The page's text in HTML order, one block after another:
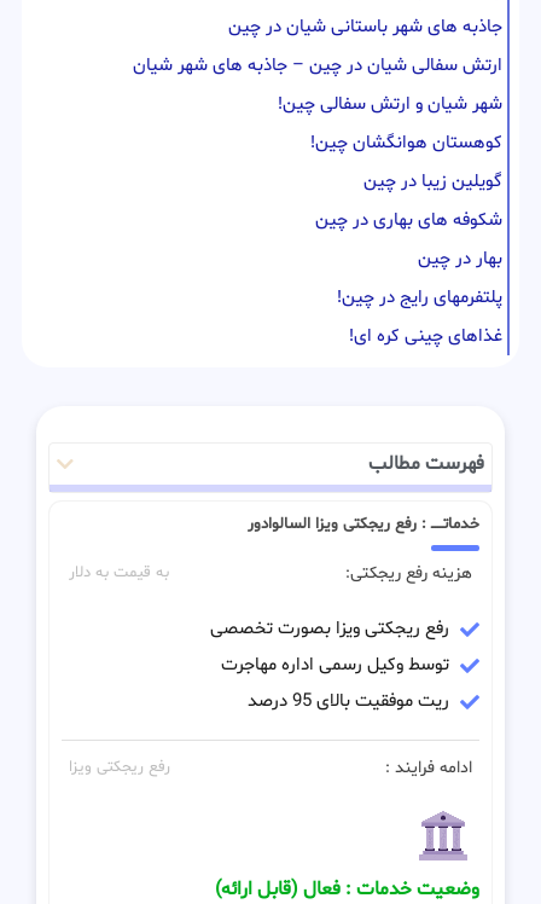
جاذبه های شهر باستانی شیان در چین
ارتش سفالی شیان در چین – جاذبه های شهر شیان
شهر شیان و ارتش سفالی چین!
کوهستان هوانگشان چین!
گویلین زیبا در چین
شکوفه های بهاری در چین
بهار در چین
پلتفرمهای رایج در چین!
غذاهای چینی کره ای!
فهرست مطالب
خدماتـــــ : رفع ریجکتی ویزا السالوادور
هزینه رفع ریجکتی: به قیمت به دلار
رفع ریجکتی ویزا بصورت تخصصی
توسط وکیل رسمی اداره مهاجرت
ریت موفقیت بالای 95 درصد
ادامه فرایند : رفع ریجکتی ویزا
وضعیت خدمات : فعال (قابل ارائه)